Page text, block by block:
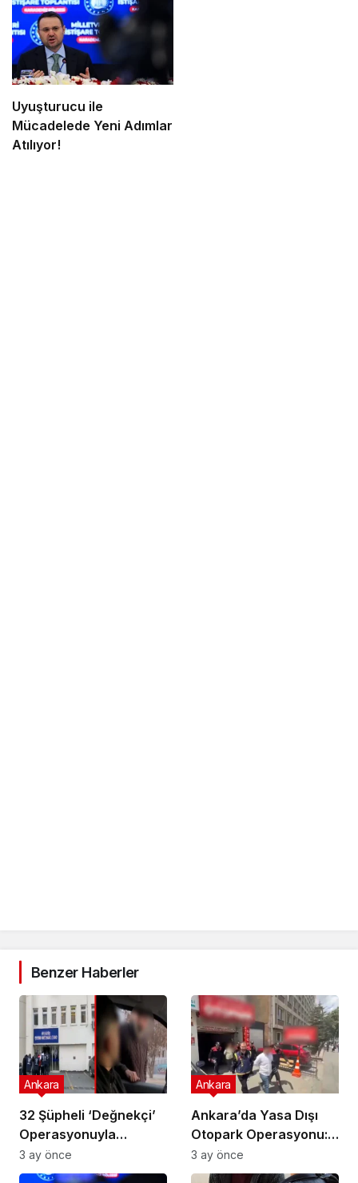
Uyuşturucu ile
Mücadelede Yeni Adımlar
Atılıyor!
Benzer Haberler
32 Şüpheli ‘Değnekçi’
Operasyonuyla
Yakalandı!
Ankara
3 ay önce
Ankara’da Yasa Dışı
Otopark Operasyonu:
32 Gözaltı
Ankara
3 ay önce